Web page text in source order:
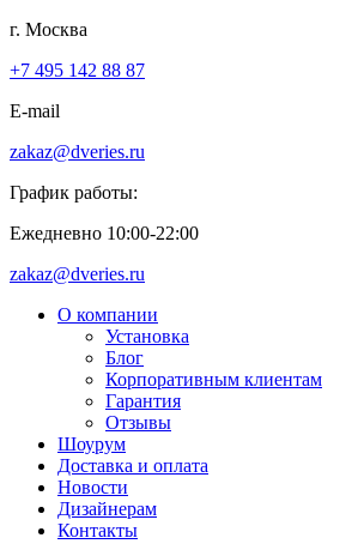
г. Москва
+7 495 142 88 87
E-mail
zakaz@dveries.ru
График работы:
Ежедневно 10:00-22:00
zakaz@dveries.ru
О компании
Установка
Блог
Корпоративным клиентам
Гарантия
Отзывы
Шоурум
Доставка и оплата
Новости
Дизайнерам
Контакты